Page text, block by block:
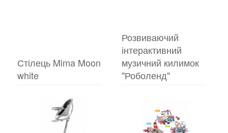
Стілець Mima Moon
white
Розвиваючий
інтерактивний
музичний килимок
"Роболенд"